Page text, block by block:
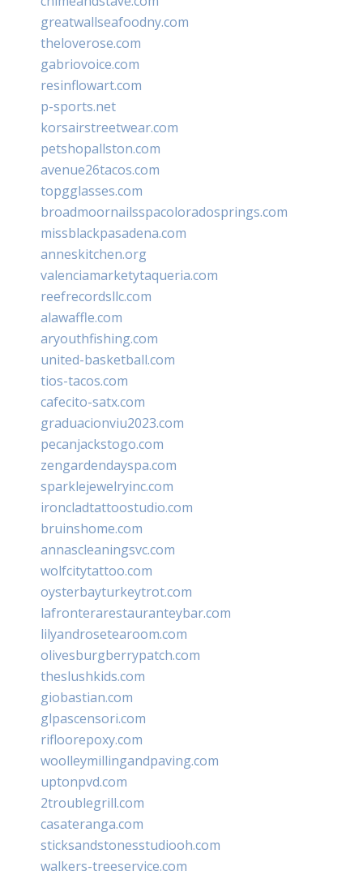
greatwallseafoodny.com
theloverose.com
gabriovoice.com
resinflowart.com
p-sports.net
korsairstreetwear.com
petshopallston.com
avenue26tacos.com
topgglasses.com
broadmoornailsspacoloradosprings.com
missblackpasadena.com
anneskitchen.org
valenciamarketytaqueria.com
reefrecordsllc.com
alawaffle.com
aryouthfishing.com
united-basketball.com
tios-tacos.com
cafecito-satx.com
graduacionviu2023.com
pecanjackstogo.com
zengardendayspa.com
sparklejewelryinc.com
ironcladtattoostudio.com
bruinshome.com
annascleaningsvc.com
wolfcitytattoo.com
oysterbayturkeytrot.com
lafronterarestauranteybar.com
lilyandrosetearoom.com
olivesburgberrypatch.com
theslushkids.com
giobastian.com
glpascensori.com
rifloorepoxy.com
woolleymillingandpaving.com
uptonpvd.com
2troublegrill.com
casateranga.com
sticksandstonesstudiooh.com
walkers-treeservice.com